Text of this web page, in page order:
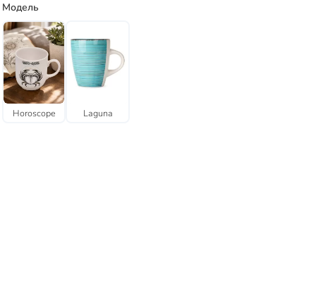
Модель
Horoscope Laguna